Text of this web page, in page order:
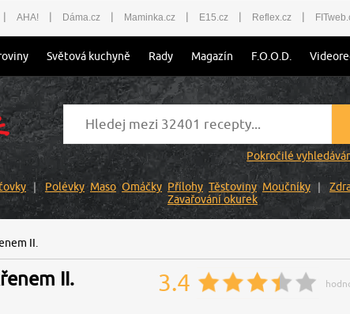
| AHA! | Dáma.cz | Maminka.cz | E15.cz | Reflex.cz |
Světová kuchyně Rady Magazín F.O.O.D.
Pokročilé
Polévky Maso Omáčky Přílohy Těstoviny Moučníky
Zavařování okurek
II.
II. 3.4